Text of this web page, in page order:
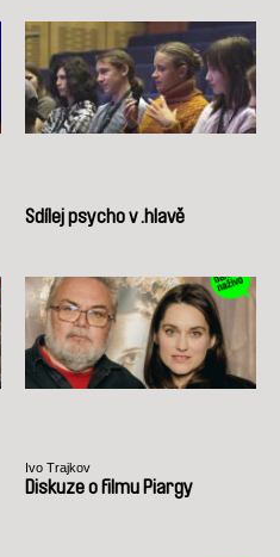
Sdílej psycho v .hlavě
Ivo Trajkov
Diskuze o filmu Piargy